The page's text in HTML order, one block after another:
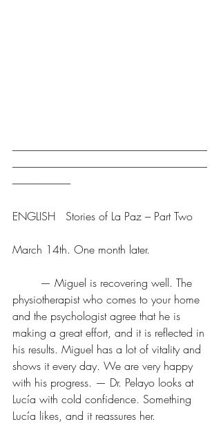
----------------------------------------------------------------------------------------------
----------------------------------------------------------------------------------------------
----------------------------
ENGLISH   Stories of La Paz – Part Two
March 14th. One month later.
physiotherapist who comes to your home
and the psychologist agree that he is
making a great effort, and it is reflected in
his results. Miguel has a lot of vitality and
shows it every day. We are very happy
with his progress. — Dr. Pelayo looks at
Lucía with cold confidence. Something
Lucía likes, and it reassures her.